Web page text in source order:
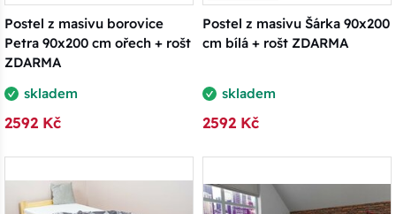
Postel z masivu borovice
Petra 90x200 cm ořech + rošt
ZDARMA
skladem
2592 Kč
Postel z masivu Šárka 90x200
cm bílá + rošt ZDARMA
skladem
2592 Kč